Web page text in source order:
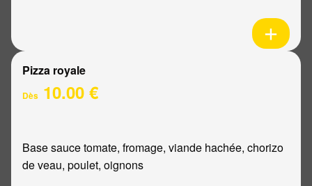
Pizza royale
Dès 10.00 €
Base sauce tomate, fromage, viande hachée, chorizo
de veau, poulet, oignons